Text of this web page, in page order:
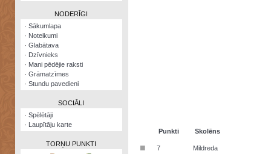
Visatcera
almanahs
Arhīvs
NODERĪGI
· Sākumlapa
· Noteikumi
· Glabātava
· Dzīvnieks
· Mani pēdējie raksti
· Grāmatzīmes
· Stundu pavedieni
SOCIĀLI
· Spēlētāji
· Laupītāju karte
TORŅU PUNKTI
Punkti Skolēns
■ 7 Mildreda